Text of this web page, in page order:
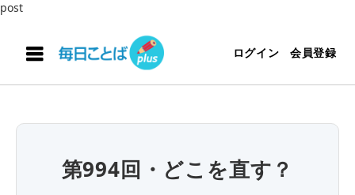
post
ログイン 会員登録
第994回・どこを直す？